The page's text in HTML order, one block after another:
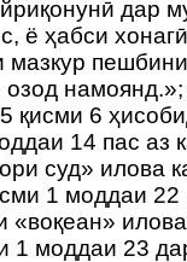
дар
ё ҳабси
мазкур
намоянд.»;
қисми 6
14 пас аз
суд» илова
1 моддаи 22
«воқеан»
1 моддаи 23